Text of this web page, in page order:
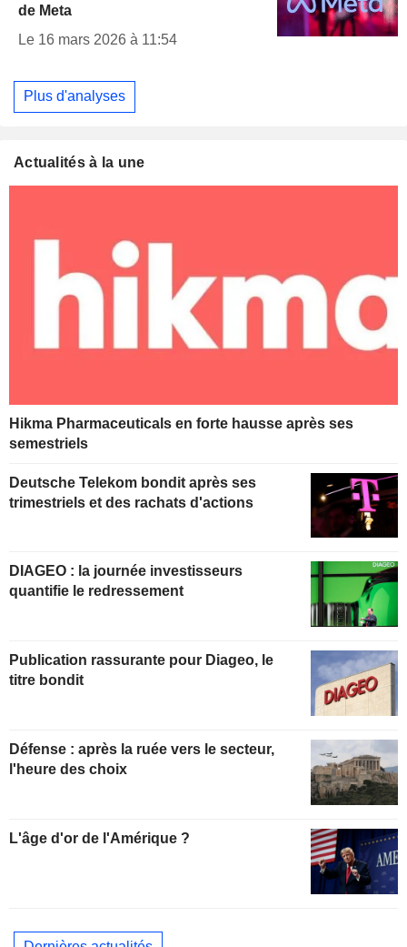
de Meta
Le 16 mars 2026 à 11:54
Plus d'analyses
Actualités à la une
Hikma Pharmaceuticals en forte hausse après ses
semestriels
Deutsche Telekom bondit après ses
trimestriels et des rachats d'actions
DIAGEO : la journée investisseurs
quantifie le redressement
Publication rassurante pour Diageo, le
titre bondit
Défense : après la ruée vers le secteur,
l'heure des choix
L'âge d'or de l'Amérique ?